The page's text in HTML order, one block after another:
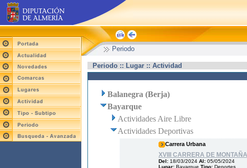
Periodo
Periodo :: Lugar :: Actividad
Balanegra (Berja)
Bayarque
Actividades Aire Libre
Actividades Deportivas
Carrera Urbana
XVIII CARRERA DE
Del: 18/03/2024 Al: 05/05/2024
Lugar: Bayarque Tipo: Deportes